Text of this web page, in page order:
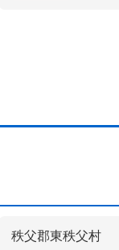
秩父郡東秩父村